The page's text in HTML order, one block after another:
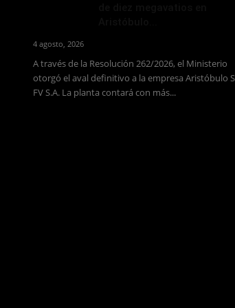
4 agosto, 2026
A través de la Resolución 262/2026, el Ministerio
otorgó el aval definitivo a la empresa Aristóbulo
FV S.A. La planta contará con más...